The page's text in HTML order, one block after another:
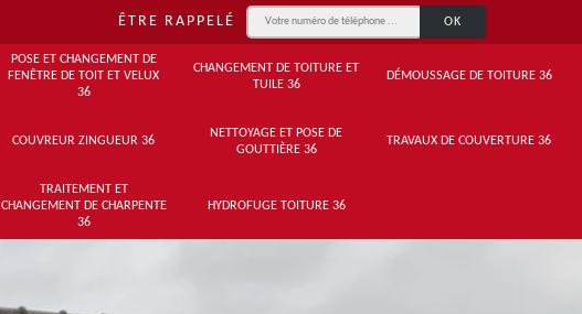
ÊTRE RAPPELÉ
POSE ET CHANGEMENT DE
FENÊTRE DE TOIT ET VELUX
36
CHANGEMENT DE TOITURE ET
TUILE 36
DÉMOUSSAGE DE TOITURE 36
COUVREUR ZINGUEUR 36
NETTOYAGE ET POSE DE
GOUTTIÈRE 36
TRAVAUX DE COUVERTURE 36
TRAITEMENT ET
CHANGEMENT DE CHARPENTE
36
HYDROFUGE TOITURE 36